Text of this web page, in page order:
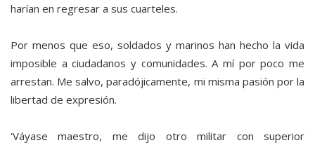
harían en regresar a sus cuarteles.
Por menos que eso, soldados y marinos han hecho la vida
imposible a ciudadanos y comunidades. A mí por poco me
arrestan. Me salvo, paradójicamente, mi misma pasión por la
libertad de expresión.
‘Váyase maestro, me dijo otro militar con superior